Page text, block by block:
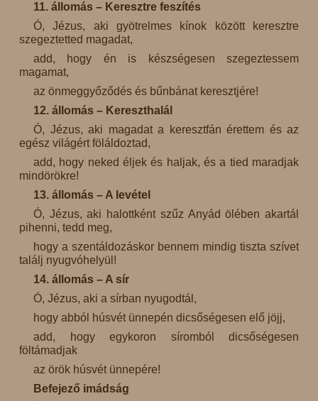
11. állomás – Keresztre feszítés
Ó, Jézus, aki gyötrelmes kínok között keresztre
szegeztetted magadat,
add, hogy én is készségesen szegeztessem
magamat,
az önmeggyőződés és bűnbánat keresztjére!
12. állomás – Kereszthalál
Ó, Jézus, aki magadat a keresztfán érettem és az
egész világért föláldoztad,
add, hogy neked éljek és haljak, és a tied maradjak
mindörökre!
13. állomás – A levétel
Ó, Jézus, aki halottként szűz Anyád ölében akartál
pihenni, tedd meg,
hogy a szentáldozáskor bennem mindig tiszta szívet
találj nyugvóhelyül!
14. állomás – A sír
Ó, Jézus, aki a sírban nyugodtál,
hogy abból húsvét ünnepén dicsőségesen elő jöjj,
add, hogy egykoron síromból dicsőségesen
föltámadjak
az örök húsvét ünnepére!
Befejező imádság